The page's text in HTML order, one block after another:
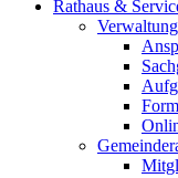
Rathaus &
Verwaltung